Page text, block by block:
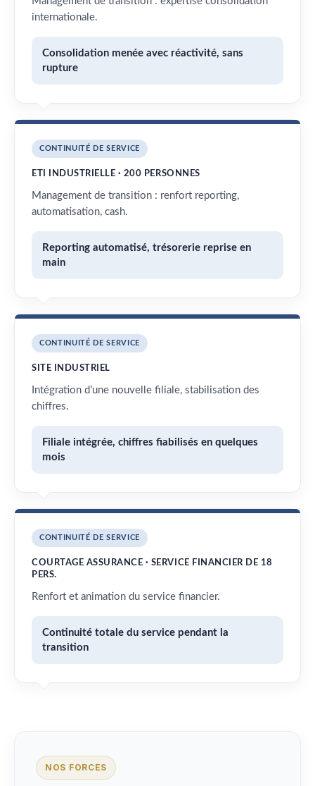
internationale.
Consolidation menée avec réactivité, sans
rupture
CONTINUITÉ DE SERVICE
ETI INDUSTRIELLE · 200 PERSONNES
Management de transition : renfort reporting,
automatisation, cash.
Reporting automatisé, trésorerie reprise en
main
CONTINUITÉ DE SERVICE
SITE INDUSTRIEL
Intégration d’une nouvelle filiale, stabilisation des
chiffres.
Filiale intégrée, chiffres fiabilisés en quelques
mois
CONTINUITÉ DE SERVICE
COURTAGE ASSURANCE · SERVICE FINANCIER DE 18
PERS.
Renfort et animation du service financier.
Continuité totale du service pendant la
transition
NOS FORCES